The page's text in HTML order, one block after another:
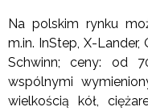
Na polskim rynku
m.in. InStep, X-Lander,
Schwinn; ceny: od
wspólnymi
wielkością kół,